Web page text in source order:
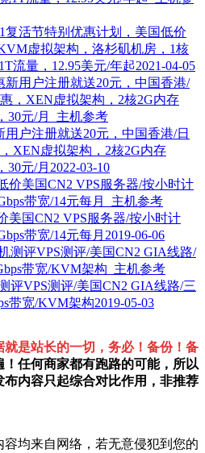
复活节特别优惠计划，美国低价
虚拟架构，洛杉矶机房，1核
流量，12.95美元/年起2021-04-05
用户注册就送20元，中国香港/日
XEN虚拟架构，2核2G内存
30元/月 2022-03-10
美国CN2 VPS服务器/按小时计
带宽/14元每月 2019-06-06
评VPS测评/美国CN2 GIA线路/三
带宽/KVM架构2019-05-03
就是站长的一切，务必！备份！备
！任何商家都有跑路的可能，所以
内容只起综合对比作用，非推荐
均来自网络，若无意侵犯到您的